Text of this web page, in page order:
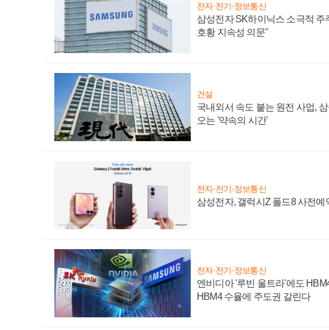
전자·전기·정보통신
삼성전자 SK하이닉스 소극적 주
호황 지속성 의문"
건설
국내외서 속도 붙는 원전 사업,
오는 '약속의 시간'
전자·전기·정보통신
삼성전자, 갤럭시Z 폴드8 사전
전자·전기·정보통신
엔비디아 '루빈 울트라'에도
HBM4 수율에 주도권 갈린다